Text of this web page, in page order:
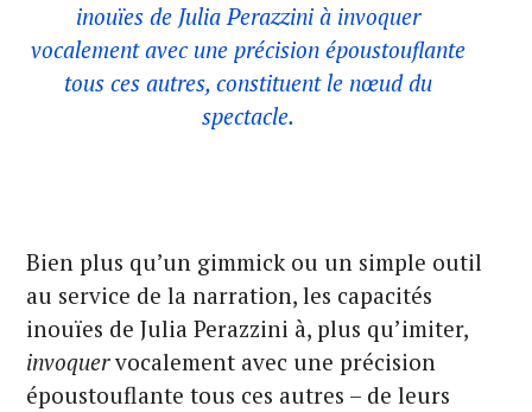
inouïes de Julia Perazzini à invoquer
vocalement avec une précision époustouflante
tous ces autres, constituent le nœud du
spectacle.
Bien plus qu’un gimmick ou un simple outil
au service de la narration, les capacités
inouïes de Julia Perazzini à, plus qu’imiter,
invoquervocalement avec une précision
époustouflante tous ces autres – de leurs